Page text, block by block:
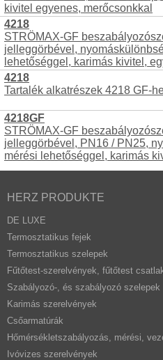
kivitel egyenes, merőcsonkkal
4218
STRÖMAX-GF
jelleggörbével,
lehetőséggel, karimás kivitel,
4218
Tartalék alkatrészek 4218 GF-
4218GF
STRÖMAX-GF
jelleggörbével, PN16 / PN25,
mérési lehetőséggel, karimás
HERZ PRODUKTE
DE LUXE
Termosztatikus fejek
Termosztatikus szelepek
Fűtőtest-szerelvények, fűtőtest
Szabályozó-, és szabályozó szelepek
Karimás szerelvények
Csőarmatúrák
Hőmérsékletszabályozás, mérési,
Ivóvizes szerelvények